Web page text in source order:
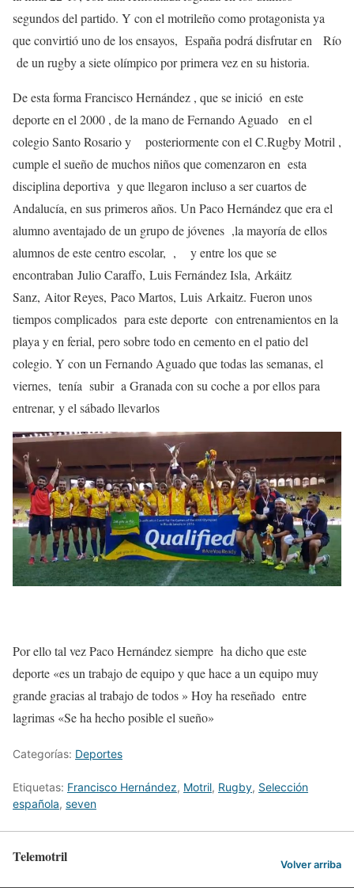
segundos del partido. Y con el motrileño como protagonista ya
que convirtió uno de los ensayos, España podrá disfrutar en Río
de un rugby a siete olímpico por primera vez en su historia.
De esta forma Francisco Hernández , que se inició en este
deporte en el 2000 , de la mano de Fernando Aguado en el
colegio Santo Rosario y posteriormente con el C.Rugby Motril ,
cumple el sueño de muchos niños que comenzaron en esta
disciplina deportiva y que llegaron incluso a ser cuartos de
Andalucía, en sus primeros años. Un Paco Hernández que era el
alumno aventajado de un grupo de jóvenes ,la mayoría de ellos
alumnos de este centro escolar, , y entre los que se
encontraban Julio Caraffo, Luis Fernández Isla, Arkáitz
Sanz, Aitor Reyes, Paco Martos, Luis Arkaitz. Fueron unos
tiempos complicados para este deporte con entrenamientos en la
playa y en ferial, pero sobre todo en cemento en el patio del
colegio. Y con un Fernando Aguado que todas las semanas, el
viernes, tenía subir a Granada con su coche a por ellos para
entrenar, y el sábado llevarlos
Por ello tal vez Paco Hernández siempre ha dicho que este
deporte «es un trabajo de equipo y que hace a un equipo muy
grande gracias al trabajo de todos » Hoy ha reseñado entre
lagrimas «Se ha hecho posible el sueño»
Categorías: Deportes
Etiquetas: Francisco Hernández, Motril, Rugby, Selección
española, seven
Telemotril Volver arriba